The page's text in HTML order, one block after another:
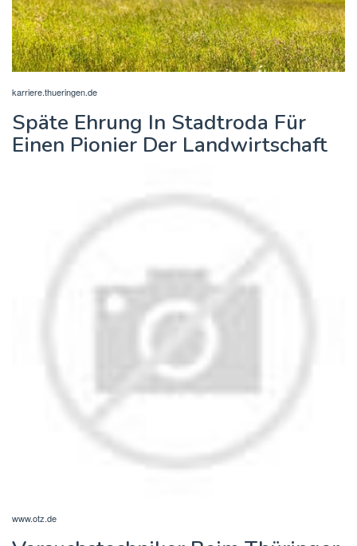
karriere.thueringen.de
Späte Ehrung In Stadtroda Für
Einen Pionier Der Landwirtschaft
www.otz.de